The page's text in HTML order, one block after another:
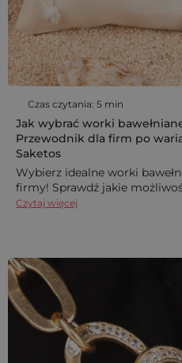
Czas czytania: 5 min
Jak wybrać worki
Przewodnik dla firm po
Saketos
Wybierz idealne worki
firmy! Sprawdź jakie
Czytaj więcej